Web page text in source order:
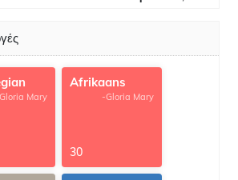
Mary
Afrikaans
-Gloria Mary
30